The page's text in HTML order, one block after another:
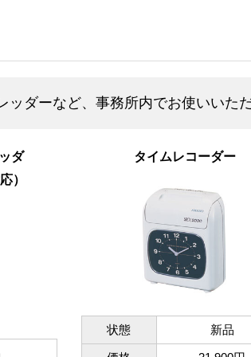
ッダーなど、事務所内でお使いいた
ッダ
）
タイムレコーダー
状態 新品